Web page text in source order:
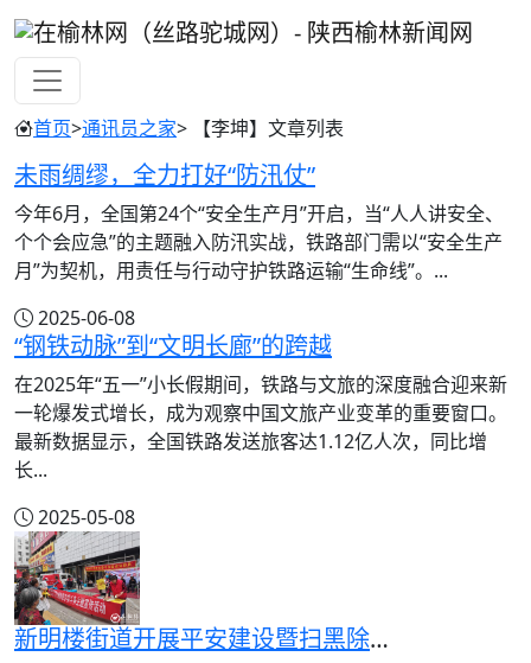
首页>通讯员之家> 【李坤】文章列表
未雨绸缪，全力打好“防汛仗”
今年6月，全国第24个“安全生产月”开启，当“人人讲安全、
个个会应急”的主题融入防汛实战，铁路部门需以“安全生产
月”为契机，用责任与行动守护铁路运输“生命线”。...
2025-06-08
“钢铁动脉”到“文明长廊”的跨越
在2025年“五一”小长假期间，铁路与文旅的深度融合迎来新
一轮爆发式增长，成为观察中国文旅产业变革的重要窗口。
最新数据显示，全国铁路发送旅客达1.12亿人次，同比增
长...
2025-05-08
新明楼街道开展平安建设暨扫黑除恶专项斗争宣传活动